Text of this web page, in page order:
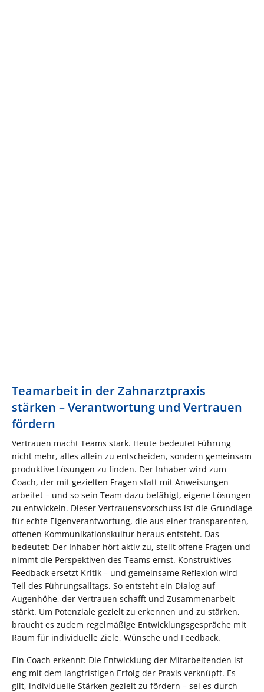
Teamarbeit in der Zahnarztpraxis
stärken – Verantwortung und Vertrauen
fördern
Vertrauen macht Teams stark. Heute bedeutet Führung
nicht mehr, alles allein zu entscheiden, sondern gemeinsam
produktive Lösungen zu finden. Der Inhaber wird zum
Coach, der mit gezielten Fragen statt mit Anweisungen
arbeitet – und so sein Team dazu befähigt, eigene Lösungen
zu entwickeln. Dieser Vertrauensvorschuss ist die Grundlage
für echte Eigenverantwortung, die aus einer transparenten,
offenen Kommunikationskultur heraus entsteht. Das
bedeutet: Der Inhaber hört aktiv zu, stellt offene Fragen und
nimmt die Perspektiven des Teams ernst. Konstruktives
Feedback ersetzt Kritik – und gemeinsame Reflexion wird
Teil des Führungsalltags. So entsteht ein Dialog auf
Augenhöhe, der Vertrauen schafft und Zusammenarbeit
stärkt. Um Potenziale gezielt zu erkennen und zu stärken,
braucht es zudem regelmäßige Entwicklungsgespräche mit
Raum für individuelle Ziele, Wünsche und Feedback.
Ein Coach erkennt: Die Entwicklung der Mitarbeitenden ist
eng mit dem langfristigen Erfolg der Praxis verknüpft. Es
gilt, individuelle Stärken gezielt zu fördern – sei es durch